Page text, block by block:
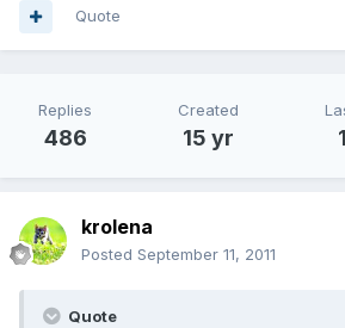
Quote
Replies
486
Created
15 yr
krolena
Posted September 11, 2011
Quote